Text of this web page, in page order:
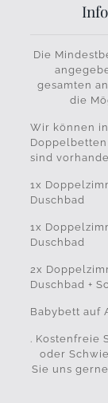
Die
gesamten
die
Wir können
sind
1x
Duschbad
1x
Duschbad
2x
Duschbad +
Babybett auf
. Kostenfreie
oder
Sie uns